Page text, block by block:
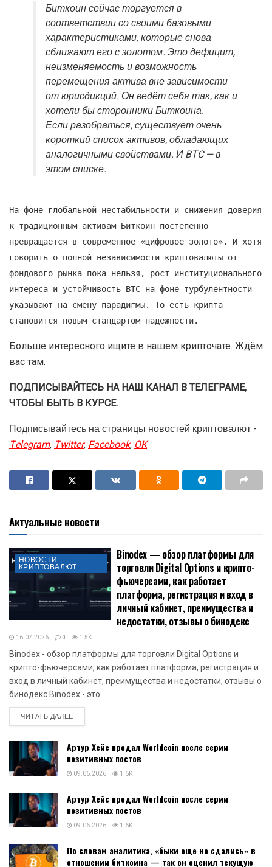
Биткоин сейчас торгуется в
соответствии со своими базовыми
характеристиками, которые снова
сближают его с золотом. Это дефицит,
неизменяемость и возможность
перемещения актива вне зависимости
от юрисдикций. Он ведёт себя так, как и
хотели бы сторонники Биткоина.
Если разобраться, существует очень
короткий список активов, обладающих
аналогичными свойствами. И BTC — в
этом списке.
На фоне глобальной нестабильности и снижения доверия
к традиционным активам Биткоин постепенно
превращается в современное «цифровое золото». И хотя
говорить о полной независимости криптовалюты от
фондового рынка пока нельзя, рост институционального
интереса и устойчивость BTC на фоне турбулентности
указывают на смену парадигмы. То есть крипта
становится новым стандартом надёжности.
Больше интересного ищите в нашем крипточате. Ждём
вас там.
ПОДПИСЫВАЙТЕСЬ НА НАШ КАНАЛ В ТЕЛЕГРАМЕ,
ЧТОБЫ БЫТЬ В КУРСЕ.
Подписывайтесь на страницы новостей криптовалют -
Telegram, Twitter, Facebook, OK
Актуальные новости
НОВОСТИ
КРИПТОВАЛЮТ
Binodex — обзор платформы для
торговли Digital Options и крипто-
фьючерсами, как работает
платформа, регистрация и вход в
личный кабинет, преимущества и
недостатки, отзывы о бинодекс
16.07.2026 0 1.5K
Binodex - обзор платформы для торговли Digital Options и
крипто-фьючерсами, как работает платформа, регистрация и
вход в личный кабинет, преимущества и недостатки, отзывы о
бинодекс Binodex - это...
ЧИТАТЬ ДАЛЕЕDETAILS
Артур Хейс продал Worldcoin после серии
позитивных постов
09.06.2026 1.6K
Артур Хейс продал Worldcoin после серии
позитивных постов
09.06.2026 1.6K
По словам аналитика, «быки еще не сдались» в
отношении биткоина — так он оценил текущую